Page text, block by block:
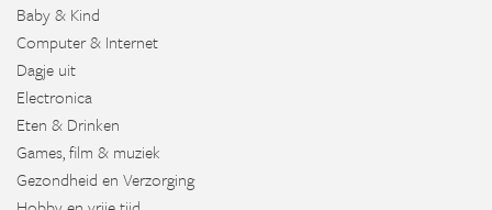
Baby & Kind
Computer & Internet
Dagje uit
Electronica
Eten & Drinken
Games, film & muziek
Gezondheid en Verzorging